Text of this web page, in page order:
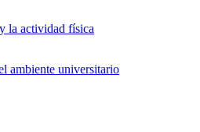
la actividad física
ambiente universitario